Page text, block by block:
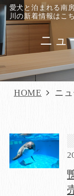
愛犬と泊まれる南
川の新着情報はこ
ニュ
HOME ニ